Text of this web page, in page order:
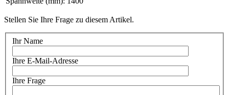
Stellen Sie Ihre Frage zu diesem Artikel.
Ihr Name
Ihre E-Mail-Adresse
Ihre Frage